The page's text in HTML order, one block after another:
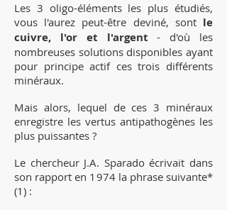
Les 3 oligo-éléments les plus étudiés,
vous l'aurez peut-être deviné, sont le
cuivre, l'or et l'argent - d'où les
nombreuses solutions disponibles ayant
pour principe actif ces trois différents
minéraux.
Mais alors, lequel de ces 3 minéraux
enregistre les vertus antipathogènes les
plus puissantes ?
Le chercheur J.A. Sparado écrivait dans
son rapport en 1974 la phrase suivante*
(1) :